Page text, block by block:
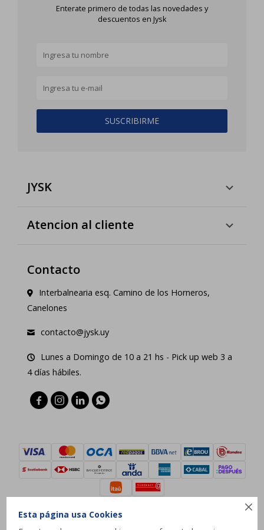

Esta página usa Cookies
Enterate primero de todas las novedades y
descuentos en Jysk
SUSCRIBIRME
JYSK
Atencion al cliente
Contacto
Interbalnearia esq. Camino de los Horneros,
Canelones
contacto@jysk.uy
Lunes a Domingo de 10 a 21 hs - Pick up web 3 a
4 días hábiles.
   